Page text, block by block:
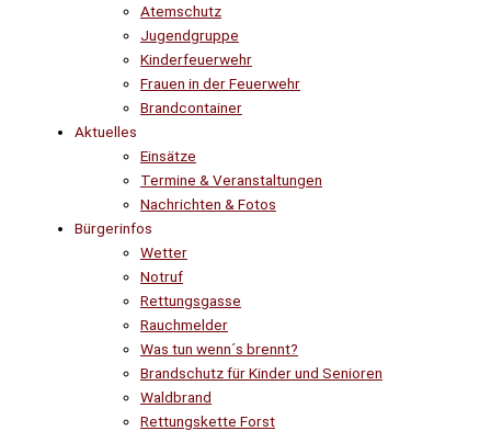
Atemschutz
Jugendgruppe
Kinderfeuerwehr
Frauen in der Feuerwehr
Brandcontainer
Aktuelles
Einsätze
Termine & Veranstaltungen
Nachrichten & Fotos
Bürgerinfos
Wetter
Notruf
Rettungsgasse
Rauchmelder
Was tun wenn´s brennt?
Brandschutz für Kinder und Senioren
Waldbrand
Rettungskette Forst